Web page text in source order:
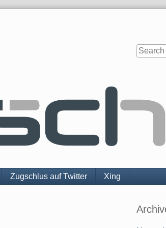
Zugschlus auf Twitter Xing
Sidebar